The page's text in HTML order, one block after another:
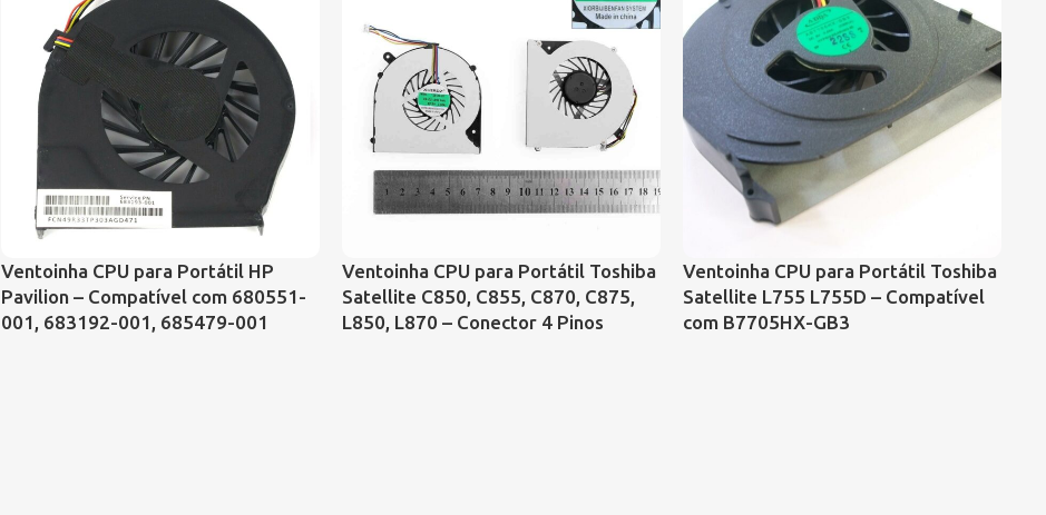
Ventoinha CPU para Portátil HP
Pavilion – Compatível com 680551-
001, 683192-001, 685479-001
Ventoinha CPU para Portátil Toshiba
Satellite C850, C855, C870, C875,
L850, L870 – Conector 4 Pinos
Ventoinha CPU para Portátil Toshiba
Satellite L755 L755D – Compatível
com B7705HX-GB3